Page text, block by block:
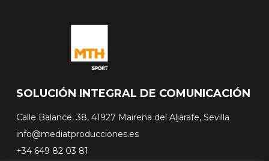
SOLUCIÓN INTEGRAL DE COMUNICACIÓN
Calle Balance, 38, 41927 Mairena del Aljarafe, Sevilla
info@mediatproducciones.es
+34 649 82 03 81